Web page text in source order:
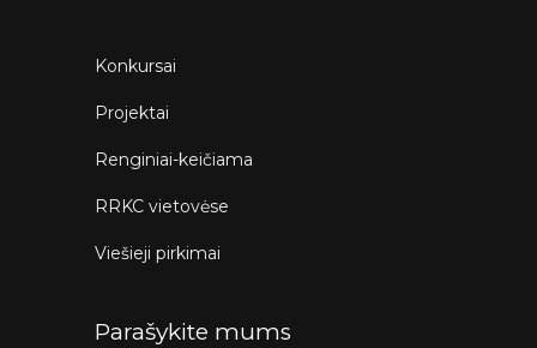
Konkursai
Projektai
Renginiai-keičiama
RRKC vietovėse
Viešieji pirkimai
Parašykite mums